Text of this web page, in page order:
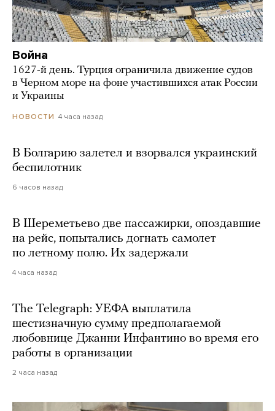
Война
1627-й день. Турция ограничила движение судов
в Черном море на фоне участившихся атак России
и Украины
НОВОСТИ 4 часа назад
В Болгарию залетел и взорвался украинский
беспилотник
6 часов назад
В Шереметьево две пассажирки, опоздавшие
на рейс, попытались догнать самолет
по летному полю. Их задержали
4 часа назад
The Telegraph: УЕФА выплатила
шестизначную сумму предполагаемой
любовнице Джанни Инфантино во время его
работы в организации
2 часа назад